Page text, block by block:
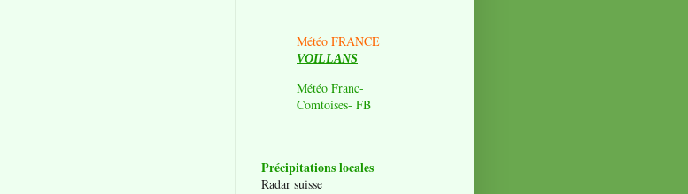
Météo FRANCE
VOILLANS
Météo Franc-
Comtoises- FB
Précipitations locales
Radar suisse